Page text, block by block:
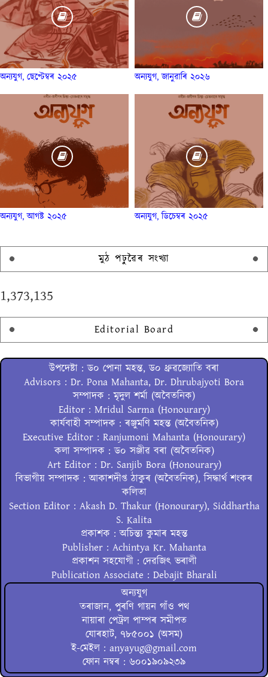
অন্যযুগ, ছেপ্টেম্বৰ ২০২৫ অন্যযুগ, জানুৱাৰি ২০২৬
অন্যযুগ, আগষ্ট ২০২৫ অন্যযুগ, ডিচেম্বৰ ২০২৫
মুঠ পঢ়ুৱৈৰ সংখ্যা
1,373,135
Editorial Board
উপদেষ্টা : ড০ পোনা মহন্ত, ড০ ধ্ৰুৱজ্যোতি বৰা
Advisors : Dr. Pona Mahanta, Dr. Dhrubajyoti Bora
সম্পাদক : মৃদুল শৰ্মা (অবৈতনিক)
Editor : Mridul Sarma (Honourary)
কাৰ্যবাহী সম্পাদক : ৰঞ্জুমণি মহন্ত (অবৈতনিক)
Executive Editor : Ranjumoni Mahanta (Honourary)
কলা সম্পাদক : ড০ সঞ্জীৱ বৰা (অবৈতনিক)
Art Editor : Dr. Sanjib Bora (Honourary)
বিভাগীয় সম্পাদক : আকাশদীপ্ত ঠাকুৰ (অবৈতনিক), সিদ্ধাৰ্থ শংকৰ
কলিতা
Section Editor : Akash D. Thakur (Honourary), Siddhartha
S. Kalita
প্ৰকাশক : অচিন্ত্য কুমাৰ মহন্ত
Publisher : Achintya Kr. Mahanta
প্ৰকাশন সহযোগী : দেৱজিৎ ভৰালী
Publication Associate : Debajit Bharali
অন্যযুগ
তৰাজান, পুৰণি গায়ন গাঁও পথ
নায়াৰা পেট্ৰল পাম্পৰ সমীপত
যোৰহাট, ৭৮৫০০১ (অসম)
ই-মেইল : anyayug@gmail.com
ফোন নম্বৰ : ৬০০১৯০৯২৩৯